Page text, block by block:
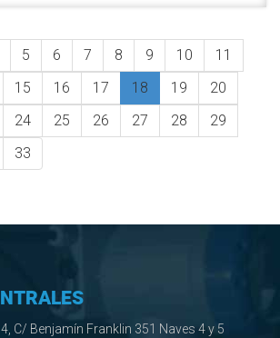
5 6 7 8 9 10
11
15 16 17 18 19
20
24 25 26 27 28
29
33
C/ Benjamín Franklin 351 Naves 4 y 5